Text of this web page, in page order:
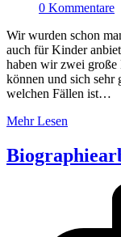
0 Kommentare
Wir wurden schon
auch für Kinder
haben wir zwei große
können und sich sehr
welchen Fällen ist…
Mehr Lesen